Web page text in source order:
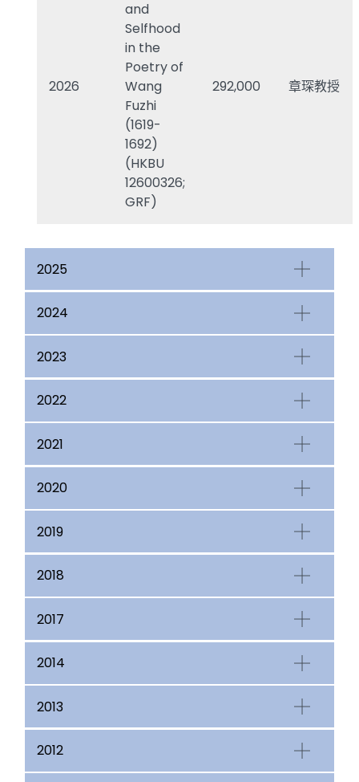
2026
and
Selfhood
in the
Poetry of
Wang
Fuzhi
(1619-
1692)
(HKBU
12600326;
GRF)
292,000 章琛教授
2025
2024
2023
2022
2021
2020
2019
2018
2017
2014
2013
2012